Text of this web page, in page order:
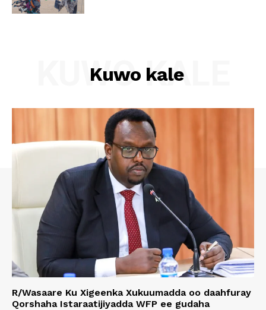
Kuwo kale
KUWO KALE
R/Wasaare Ku Xigeenka Xukuumadda oo daahfuray
Qorshaha Istaraatijiyadda WFP ee gudaha